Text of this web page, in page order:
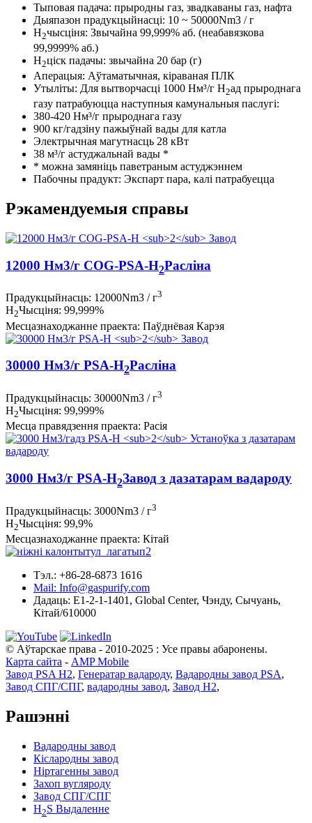
Тыповая падача: прыродны газ, звадкаваны газ, нафта
Дыяпазон прадукцыйнасці: 10 ~ 50000Nm3 / г
H2чысціня: Звычайна 99,999% аб. (неабавязкова
99,9999% аб.)
H2ціск падачы: звычайна 20 бар (г)
Аперацыя: Аўтаматычная, кіраваная ПЛК
Утыліты: Для вытворчасці 1000 Нм³/г H2ад прыроднага
газу патрабуюцца наступныя камунальныя паслугі:
380-420 Нм³/г прыроднага газу
900 кг/гадзіну пажыўнай вады для катла
Электрычная магутнасць 28 кВт
38 м³/г астуджальнай вады *
* можна замяніць паветраным астуджэннем
Пабочны прадукт: Экспарт пара, калі патрабуецца
Рэкамендуемыя справы
12000 Нм3/г COG-PSA-H2Расліна
Прадукцыйнасць: 12000Nm3 / г3
H2Чысціня: 99,999%
Месцазнаходжанне праекта: Паўднёвая Карэя
30000 Нм3/г PSA-H2Расліна
Прадукцыйнасць: 30000Nm3 / г3
H2Чысціня: 99,999%
Месца правядзення праекта: Расія
3000 Нм3/г PSA-H2Завод з дазатарам вадароду
Прадукцыйнасць: 3000Nm3 / г3
H2Чысціня: 99,9%
Месцазнаходжанне праекта: Кітай
Тэл.: +86-28-6873 1616
Mail: Info@gaspurify.com
Дадаць: E1-2-1-1401, Global Center, Чэнду, Сычуань,
Кітай/610000
© Аўтарскае права - 2010-2025 : Усе правы абаронены.
Карта сайта - AMP Mobile
Завод PSA H2, Генератар вадароду, Вадародны завод PSA,
Завод СПГ/СПГ, вадародны завод, Завод H2,
Рашэнні
Вадародны завод
Кіслародны завод
Ніртагенны завод
Захоп вугляроду
Завод СПГ/СПГ
H2S Выдаленне